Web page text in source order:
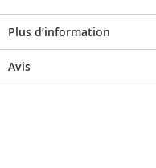
Plus d’information
Avis